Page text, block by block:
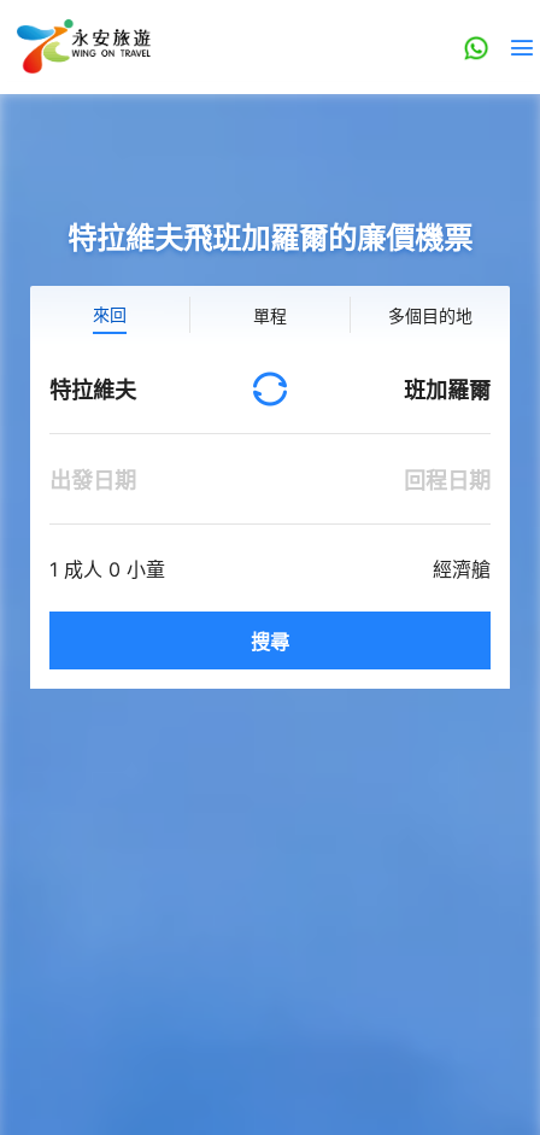
特拉維夫飛班加羅爾的廉價機票
來回 單程 多個目的地
特拉維夫 班加羅爾
出發日期 回程日期
1 成人 0 小童 經濟艙
搜尋